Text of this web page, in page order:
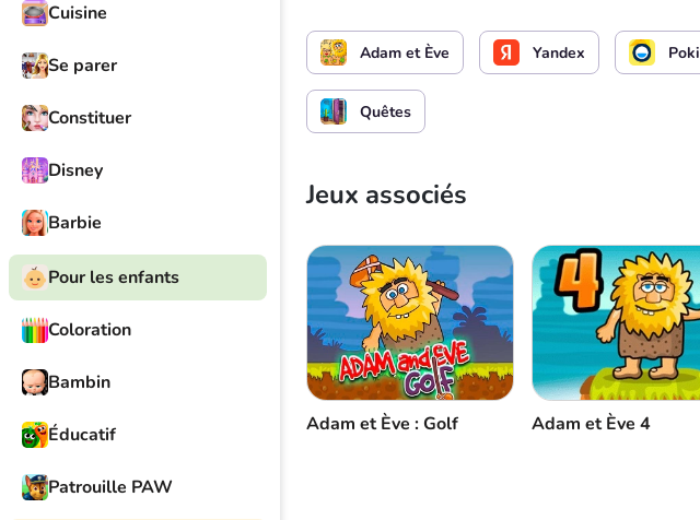
Cuisine
Se parer
Constituer
Disney
Barbie
Pour les enfants
Coloration
Bambin
Éducatif
Patrouille PAW
Action
Adam et Ève Yandex Poki
Quêtes
Jeux associés
Adam et Ève : Golf Adam et Ève 4